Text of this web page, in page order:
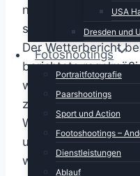
USA
Dresden und
Fotoshootings
Portraitfotografie
Paarshootings
Sport und Action
Footoshootings –
Dienstleistungen
Ablauf
noch in diversen
schauen, was sich
Der Wetterbericht
berichtete
welches sich über
zusammengebraut
Weg in die
und South Carolina,
weit genug entfernt.